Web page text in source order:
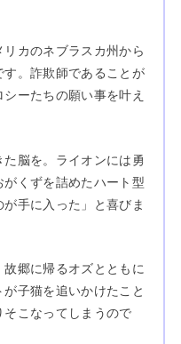
カのネブラスカ州から
。詐欺師であることが
ーたちの願い事を叶え
脳を。ライオンには勇
くずを詰めたハート型
手に入った」と喜びま
故郷に帰るオズとともに
子猫を追いかけたこと
こなってしまうので